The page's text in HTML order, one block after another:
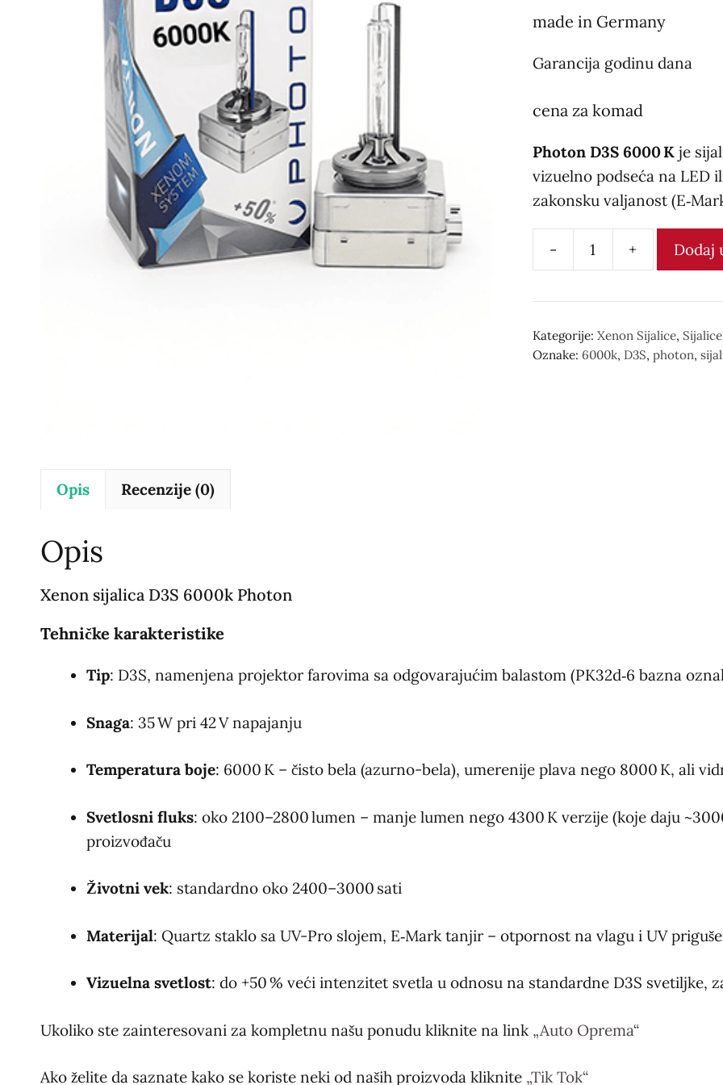
made in Germany
Garancija godinu dana
cena za komad
Photon D3S 6000 Kje
vizuelno podseća na LED
zakonsku valjanost
-
6000k
количина
+ Dodaj
Kategorije: Xenon Sijalice,
Oznake: 6000k, D3S, photon,
Opis Recenzije (0)
Opis
Xenon sijalica D3S 6000k Photon
Tehničke karakteristike
Tip: D3S, namenjena projektor farovima sa odgovarajućim balastom (PK32d‑6 bazna
Snaga: 35 W pri 42 V napajanju
Temperatura boje: 6000 K – čisto bela (azurno-bela), umerenije plava nego 8000 K, ali
Svetlosni fluks: oko 2100–2800 lumen – manje lumen nego 4300 K verzije (koje daju
proizvođaču
Životni vek: standardno oko 2400–3000 sati
Materijal: Quartz staklo sa UV-Pro slojem, E‑Mark tanjir – otpornost na vlagu i UV
Vizuelna svetlost: do +50 % veći intenzitet svetla u odnosu na standardne D3S svetiljke,
Ukoliko ste zainteresovani za kompletnu našu ponudu kliknite na link „Auto Oprema“
Ako želite da saznate kako se koriste neki od naših proizvoda kliknite „Tik Tok“